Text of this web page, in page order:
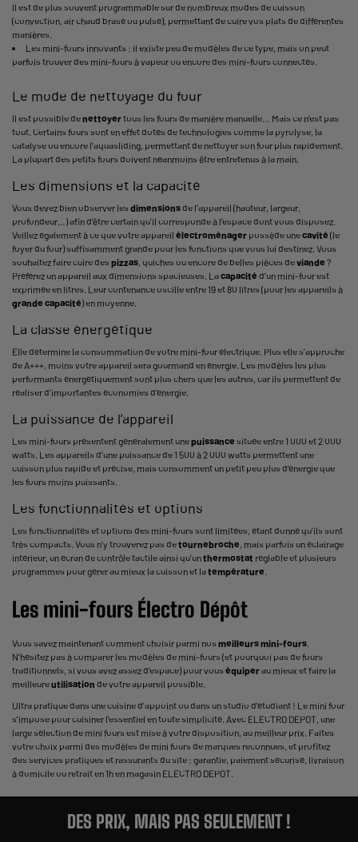
Il est de plus souvent programmable sur de nombreux modes de cuisson
(convection, air chaud brasé ou pulsé), permettant de cuire vos plats de différentes
manières.
Les mini-fours innovants : il existe peu de modèles de ce type, mais on peut
parfois trouver des mini-fours à vapeur ou encore des mini-fours connectés.
Le mode de nettoyage du four
Il est possible denettoyertous les fours de manière manuelle… Mais ce n’est pas
tout. Certains fours sont en effet dotés de technologies comme la pyrolyse, la
catalyse ou encore l’aquasliding, permettant de nettoyer son four plus rapidement.
La plupart des petits fours doivent néanmoins être entretenus à la main.
Les dimensions et la capacité
Vous devez bien observer les dimensionsde l’appareil (hauteur, largeur,
profondeur…) afin d’être certain qu’il corresponde à l’espace dont vous disposez.
Veillez également à ce que votre appareil électroménager possède unecavité (le
foyer du four) suffisamment grande pour les fonctions que vous lui destinez. Vous
souhaitez faire cuire des pizzas , quiches ou encore de belles pièces deviande ?
Préférez un appareil aux dimensions spacieuses. Lacapacité d’un mini-four est
exprimée en litres. Leur contenance oscille entre 19 et 80 litres (pour les appareils à
grande capacité) en moyenne.
La classe énergétique
Elle détermine la consommation de votre mini-four électrique. Plus elle s’approche
de A+++, moins votre appareil sera gourmand en énergie. Les modèles les plus
performants énergétiquement sont plus chers que les autres, car ils permettent de
réaliser d’importantes économies d’énergie.
La puissance de l’appareil
Les mini-fours présentent généralement unepuissance située entre 1 000 et 2 000
watts. Les appareils d’une puissance de 1 500 à 2 000 watts permettent une
cuisson plus rapide et précise, mais consomment un petit peu plus d’énergie que
les fours moins puissants.
Les fonctionnalités et options
Les fonctionnalités et options des mini-fours sont limitées, étant donné qu’ils sont
très compacts. Vous n’y trouverez pas detournebroche , mais parfois un éclairage
intérieur, un écran de contrôle tactile ainsi qu’unthermostat réglable et plusieurs
programmes pour gérer au mieux la cuisson et latempérature
Les mini-fours Électro Dépôt
Vous savez maintenant comment choisir parmi nos meilleurs mini-fours
N’hésitez pas à comparer les modèles de mini-fours (et pourquoi pas defours
traditionnels , si vous avez assez d’espace) pour vous équiperau mieux et faire la
meilleureutilisation de votre appareil possible.
Ultra pratique dans une cuisine d'appoint ou dans un studio d'étudiant ! Le mini four
s'impose pour cuisiner l'essentiel en toute simplicité. Avec ELECTRO DEPOT, une
large sélection de mini fours est mise à votre disposition, au meilleur prix. Faites
votre choix parmi des modèles de mini fours de marques reconnues, et profitez
des services pratiques et rassurants du site : garantie, paiement sécurisé, livraison
à domicile ou retrait en 1h en magasin ELECTRO DEPOT.
DES PRIX, MAIS PAS SEULEMENT !